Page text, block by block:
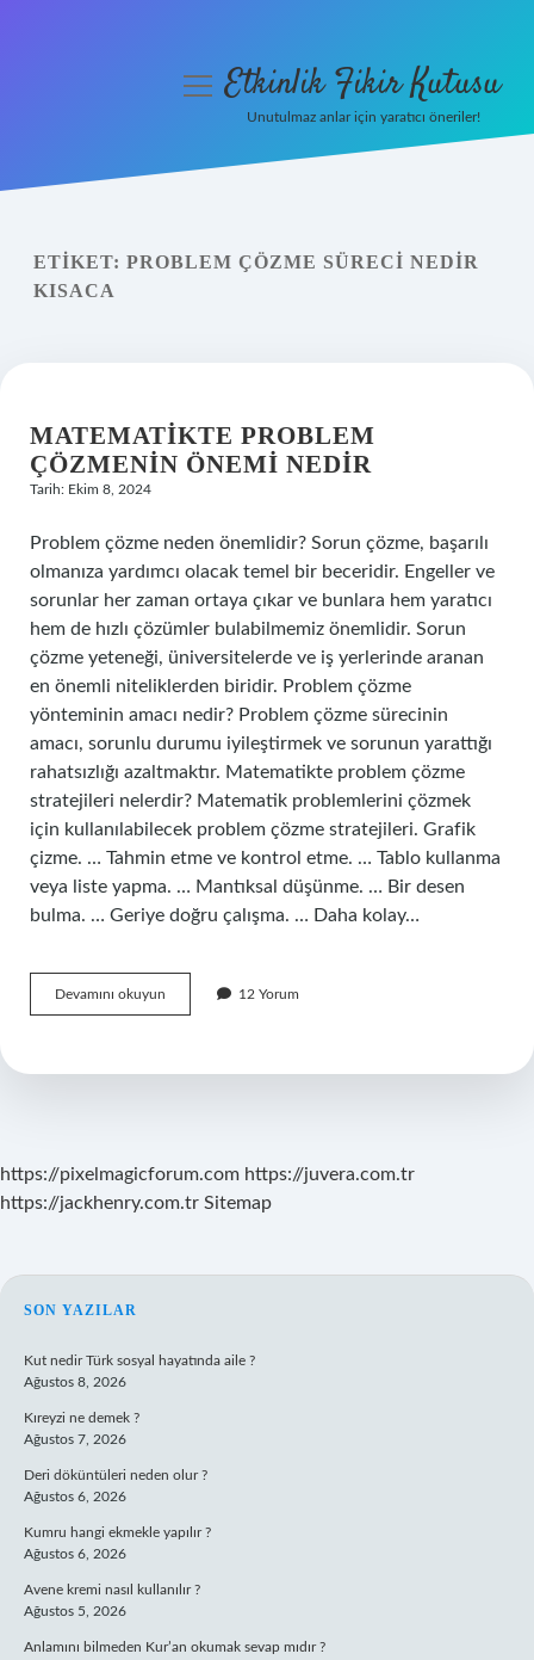
Yasal Uyarı
menüyüEtkinlik Fikir Kutusu
Unutulmaz anlar için yaratıcı öneriler!
ETIKET: PROBLEM ÇÖZME SÜRECI NEDIR
KISACA
MATEMATIKTE PROBLEM
ÇÖZMENIN ÖNEMI NEDIR
Tarih: Ekim 8, 2024
Problem çözme neden önemlidir? Sorun çözme, başarılı
olmanıza yardımcı olacak temel bir beceridir. Engeller ve
sorunlar her zaman ortaya çıkar ve bunlara hem yaratıcı
hem de hızlı çözümler bulabilmemiz önemlidir. Sorun
çözme yeteneği, üniversitelerde ve iş yerlerinde aranan
en önemli niteliklerden biridir. Problem çözme
yönteminin amacı nedir? Problem çözme sürecinin
amacı, sorunlu durumu iyileştirmek ve sorunun yarattığı
rahatsızlığı azaltmaktır. Matematikte problem çözme
stratejileri nelerdir? Matematik problemlerini çözmek
için kullanılabilecek problem çözme stratejileri. Grafik
çizme. … Tahmin etme ve kontrol etme. … Tablo kullanma
veya liste yapma. … Mantıksal düşünme. … Bir desen
bulma. … Geriye doğru çalışma. … Daha kolay…
Devamını okuyun Matematikte
Problem
Nedir
12 Yorum
https://pixelmagicforum.com https://juvera.com.tr
https://jackhenry.com.tr Sitemap
SIDEBAR
SON YAZILAR
Kut nedir Türk sosyal hayatında aile ?
Ağustos 8, 2026
Kıreyzi ne demek ?
Ağustos 7, 2026
Deri döküntüleri neden olur ?
Ağustos 6, 2026
Kumru hangi ekmekle yapılır ?
Ağustos 6, 2026
Avene kremi nasıl kullanılır ?
Ağustos 5, 2026
Anlamını bilmeden Kur’an okumak sevap mıdır ?